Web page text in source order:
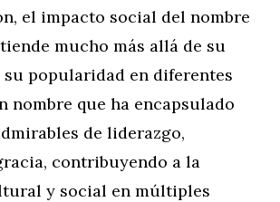
el impacto social del nombre
mucho más allá de su
popularidad en diferentes
nombre que ha encapsulado
de liderazgo,
contribuyendo a la
y social en múltiples